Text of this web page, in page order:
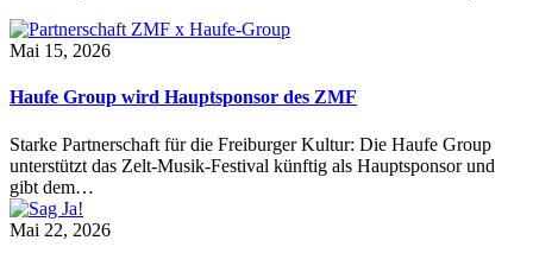
Mai 15, 2026
Haufe Group wird Hauptsponsor des ZMF
Starke Partnerschaft für die Freiburger Kultur: Die Haufe Group
unterstützt das Zelt-Musik-Festival künftig als Hauptsponsor und
gibt dem…
Mai 22, 2026